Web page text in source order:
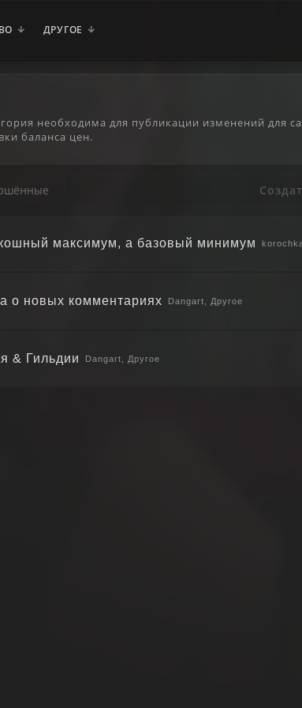
ДРУГОЕ
необходима для публикации изменений для
баланса цен.
максимум, а базовый минимум
о новых комментариях Dangart, Другое
& Гильдии Dangart, Другое